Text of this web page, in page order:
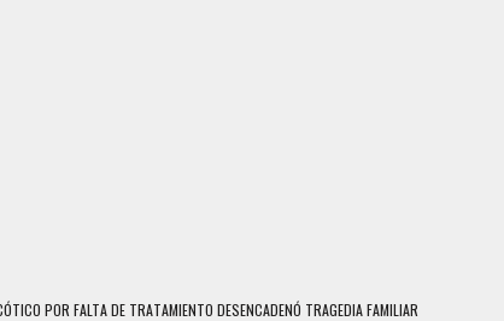
HOMBRE INDUJO AL SUICIDIO A UNA ADOLESCENTE DE 13 AÑOS TRAS ABUSAR DE ELLA